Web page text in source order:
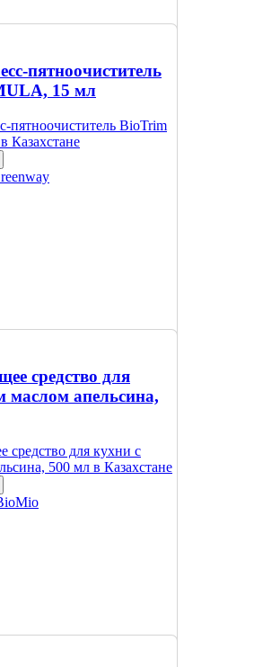
пятноочиститель
15 мл
средство для
маслом апельсина,